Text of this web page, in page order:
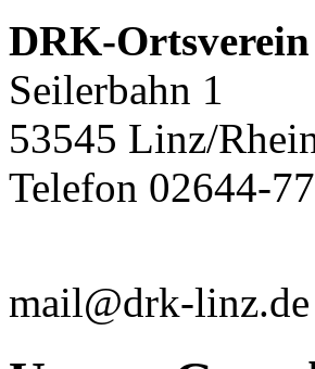
DRK-
Seilerbahn 1
53545 Linz/
Telefon 02644-
mail@drk-linz.de